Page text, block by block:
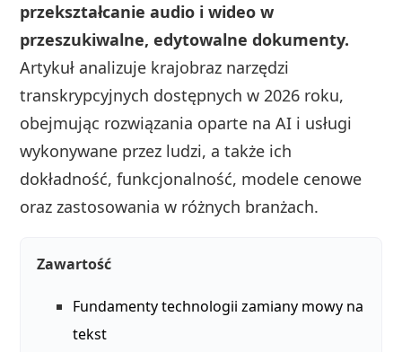
przekształcanie audio i wideo w
przeszukiwalne, edytowalne dokumenty.
Artykuł analizuje krajobraz narzędzi
transkrypcyjnych dostępnych w 2026 roku,
obejmując rozwiązania oparte na AI i usługi
wykonywane przez ludzi, a także ich
dokładność, funkcjonalność, modele cenowe
oraz zastosowania w różnych branżach.
Zawartość
Fundamenty technologii zamiany mowy na
tekst